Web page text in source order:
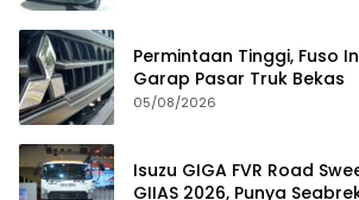
Permintaan Tinggi, Fuso
Garap Pasar Truk Bekas
05/08/2026
Isuzu GIGA FVR Road
GIIAS 2026, Punya